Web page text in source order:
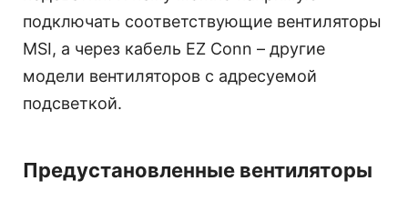
подключать соответствующие вентиляторы
MSI, а через кабель EZ Conn – другие
модели вентиляторов с адресуемой
подсветкой.
Предустановленные вентиляторы